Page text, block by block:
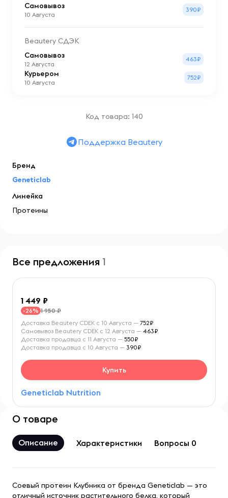
Самовывоз
10 Августа
390₽
Beautery СДЭК
Самовывоз
12 Августа
463₽
Курьером
10 Августа
752₽
Код товара: 140
Поддержка Beautery
Бренд
Geneticlab
Линейка
Протеины
Все предложения 1
1 449
-26% 1 950 ₽
Geneticlab Nutrition
Доставка Beautery CDEK с 10 Августа — 752₽
Самовывоз Beautery CDEK с 12 Августа — 463₽
Доставка продавца с 11 Августа — 550₽
Доставка продавца с 10 Августа — 390₽
Купить
О товаре
Описание Характеристики Вопросы 0
Соевый протеин Клубника от бренда Geneticlab — это
отличный источник растительного белка, который